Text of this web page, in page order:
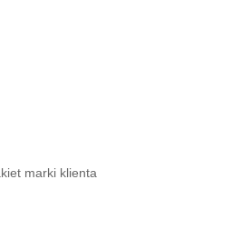
marki klienta